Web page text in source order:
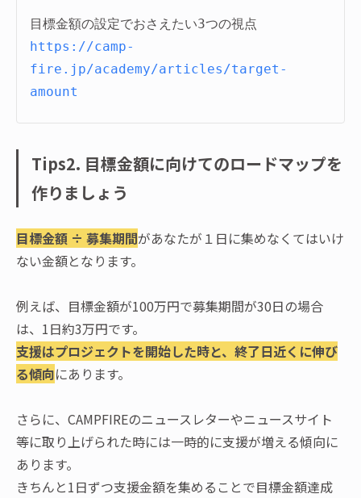
https://camp-
fire.jp/academy/articles/target-
amount
Tips2. 目標金額に向けてのロードマップを
作りましょう
目標金額 ÷ 募集期間があなたが１日に集めなくてはいけ
ない金額となります。
例えば、目標金額が100万円で募集期間が30日の場合
は、1日約3万円です。
支援はプロジェクトを開始した時と、終了日近くに伸び
る傾向にあります。
さらに、CAMPFIREのニュースレターやニュースサイト
等に取り上げられた時には一時的に支援が増える傾向に
あります。
きちんと1日ずつ支援金額を集めることで目標金額達成